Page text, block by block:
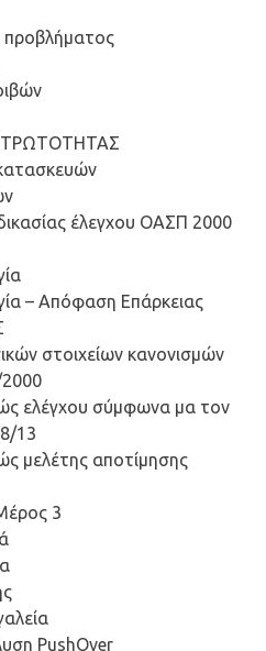
ΤΡΩΤΟΤΗΤΑΣ
έλεγχου ΟΑΣΠ 2000
– Απόφαση Επάρκειας
στοιχείων κανονισμών
ελέγχου σύμφωνα μα τον
13
μελέτης αποτίμησης
3
PushOver